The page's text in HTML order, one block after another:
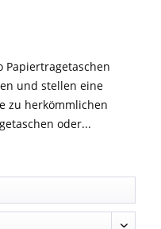
Papiertragetaschen
und stellen eine
zu herkömmlichen
oder...